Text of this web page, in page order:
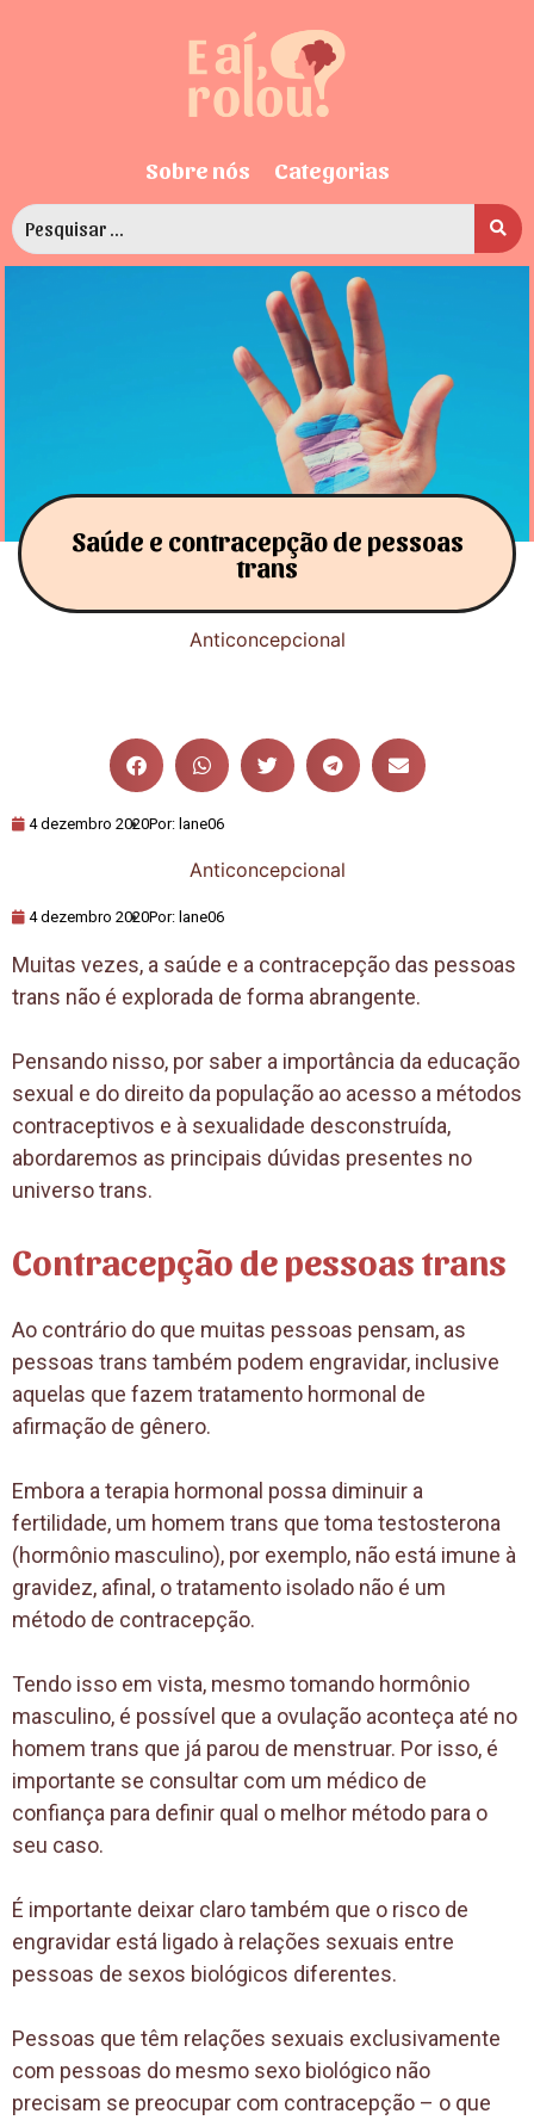
Sobre nós Categorias
Saúde e contracepção de pessoas
trans
Anticoncepcional
4 dezembro 2020Por: lane06
Anticoncepcional
4 dezembro 2020Por: lane06
Muitas vezes, a saúde e a contracepção das pessoas
trans não é explorada de forma abrangente.
Pensando nisso, por saber a importância da educação
sexual e do direito da população ao acesso a métodos
contraceptivos e à sexualidade desconstruída,
abordaremos as principais dúvidas presentes no
universo trans.
Contracepção de pessoas trans
Ao contrário do que muitas pessoas pensam, as
pessoas trans também podem engravidar, inclusive
aquelas que fazem tratamento hormonal de
afirmação de gênero.
Embora a terapia hormonal possa diminuir a
fertilidade, um homem trans que toma testosterona
(hormônio masculino), por exemplo, não está imune à
gravidez, afinal, o tratamento isolado não é um
método de contracepção.
Tendo isso em vista, mesmo tomando hormônio
masculino, é possível que a ovulação aconteça até no
homem trans que já parou de menstruar. Por isso, é
importante se consultar com um médico de
confiança para definir qual o melhor método para o
seu caso.
É importante deixar claro também que o risco de
engravidar está ligado à relações sexuais entre
pessoas de sexos biológicos diferentes.
Pessoas que têm relações sexuais exclusivamente
com pessoas do mesmo sexo biológico não
precisam se preocupar com contracepção – o que